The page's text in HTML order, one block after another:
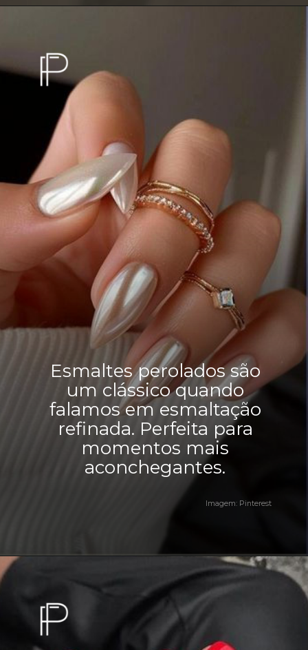
Esmaltes perolados são
um clássico quando
falamos em esmaltação
refinada. Perfeita para
momentos mais
aconchegantes.
Imagem: Pinterest